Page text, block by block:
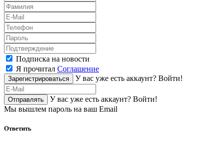
Подписка на новости
Я прочитал Соглашение
Зарегистрироваться У вас уже есть аккаунт? Войти!
Отправлять У вас уже есть аккаунт? Войти!
Мы вышлем пароль на ваш Email
Ответить